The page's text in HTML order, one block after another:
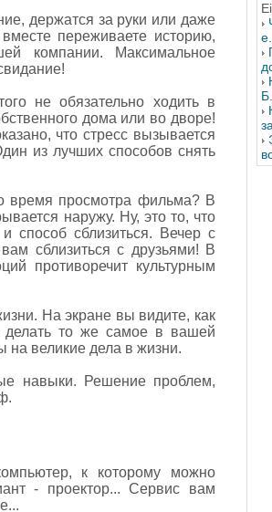
держатся за руки или даже
переживаете историю,
компании. Максимальное
не обязательно ходить в
дома или во дворе!
что стресс вызывается
из лучших способов снять
время просмотра фильма? В
наружу. Ну, это то, что
способ сблизиться. Вечер с
сблизиться с друзьями! В
противоречит культурным
На экране вы видите, как
делать то же самое в вашей
на великие дела в жизни.
навыки. Решение проблем,
к которому можно
- проектор... Сервис вам
е...
Б...